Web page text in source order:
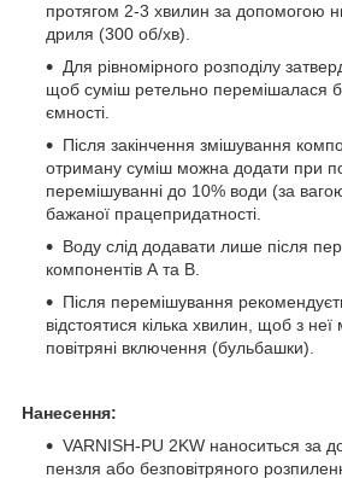
протягом 2-3 хвилин за допомогою
дриля (300 об/хв).
Для рівномірного розподілу
щоб суміш ретельно перемішалася
ємності.
Після закінчення змішування
отриману суміш можна додати при
перемішуванні до 10% води (за
бажаної працепридатності.
Воду слід додавати лише після
компонентів А та В.
Після перемішування
відстоятися кілька хвилин, щоб з неї
повітряні включення (бульбашки).
Нанесення:
VARNISH-PU 2KW наноситься за
пензля або безповітряного